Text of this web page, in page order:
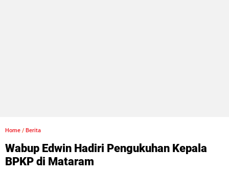
Home / Berita
Wabup Edwin Hadiri Pengukuhan Kepala
BPKP di Mataram